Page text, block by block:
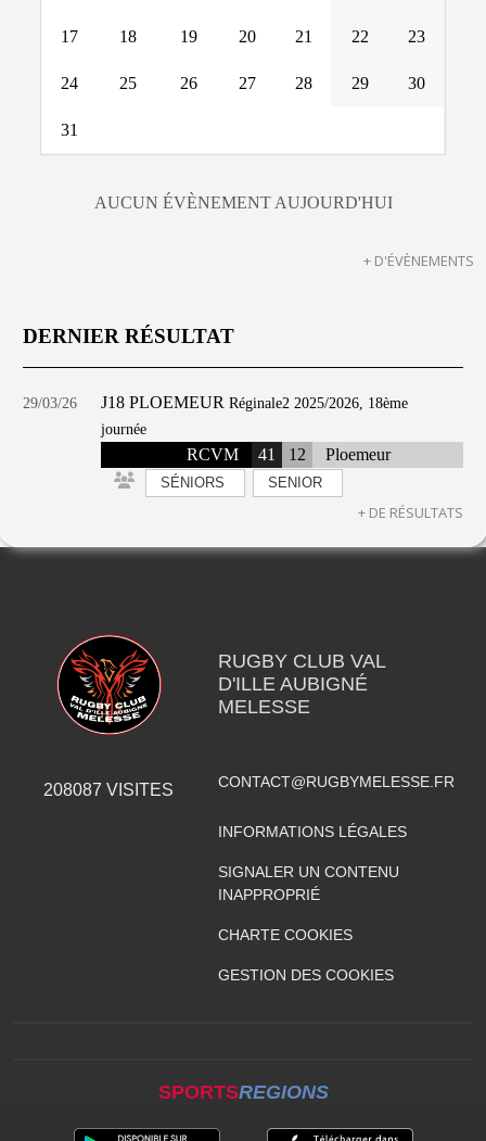
17 18 19 20 21 22 23
24 25 26 27 28 29 30
31
AUCUN ÉVÈNEMENT AUJOURD'HUI
+ D'ÉVÈNEMENTS
DERNIER RÉSULTAT
29/03/26 J18 PLOEMEUR Réginale2 2025/2026, 18ème
journée
RCVM 41 12 Ploemeur
SÉNIORS SENIOR
+ DE RÉSULTATS
208087 VISITES
RUGBY CLUB VAL
D'ILLE AUBIGNÉ
MELESSE
CONTACT@RUGBYMELESSE.FR
INFORMATIONS LÉGALES
SIGNALER UN CONTENU
INAPPROPRIÉ
CHARTE COOKIES
GESTION DES COOKIES
SPORTSREGIONS